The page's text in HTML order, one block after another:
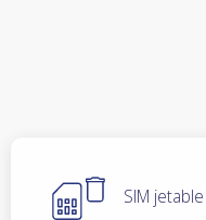
SIM jetable